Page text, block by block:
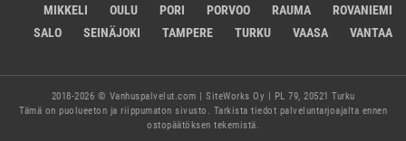
MIKKELI
OULU PORI PORVOO RAUMA
ROVANIEMI
SALO
SEINÄJOKI TAMPERE TURKU VAASA VANTAA
2018-2026 © Vanhuspalvelut.com | SiteWorks Oy | PL 79, 20521 Turku
Tämä on puolueeton ja riippumaton sivusto. Tarkista tiedot palveluntarjoajalta ennen
ostopäätöksen tekemistä.